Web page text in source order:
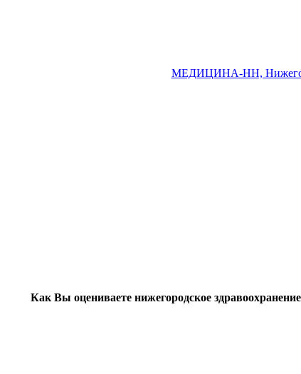
МЕДИЦИНА-НН,
Как Вы оцениваете нижегородское